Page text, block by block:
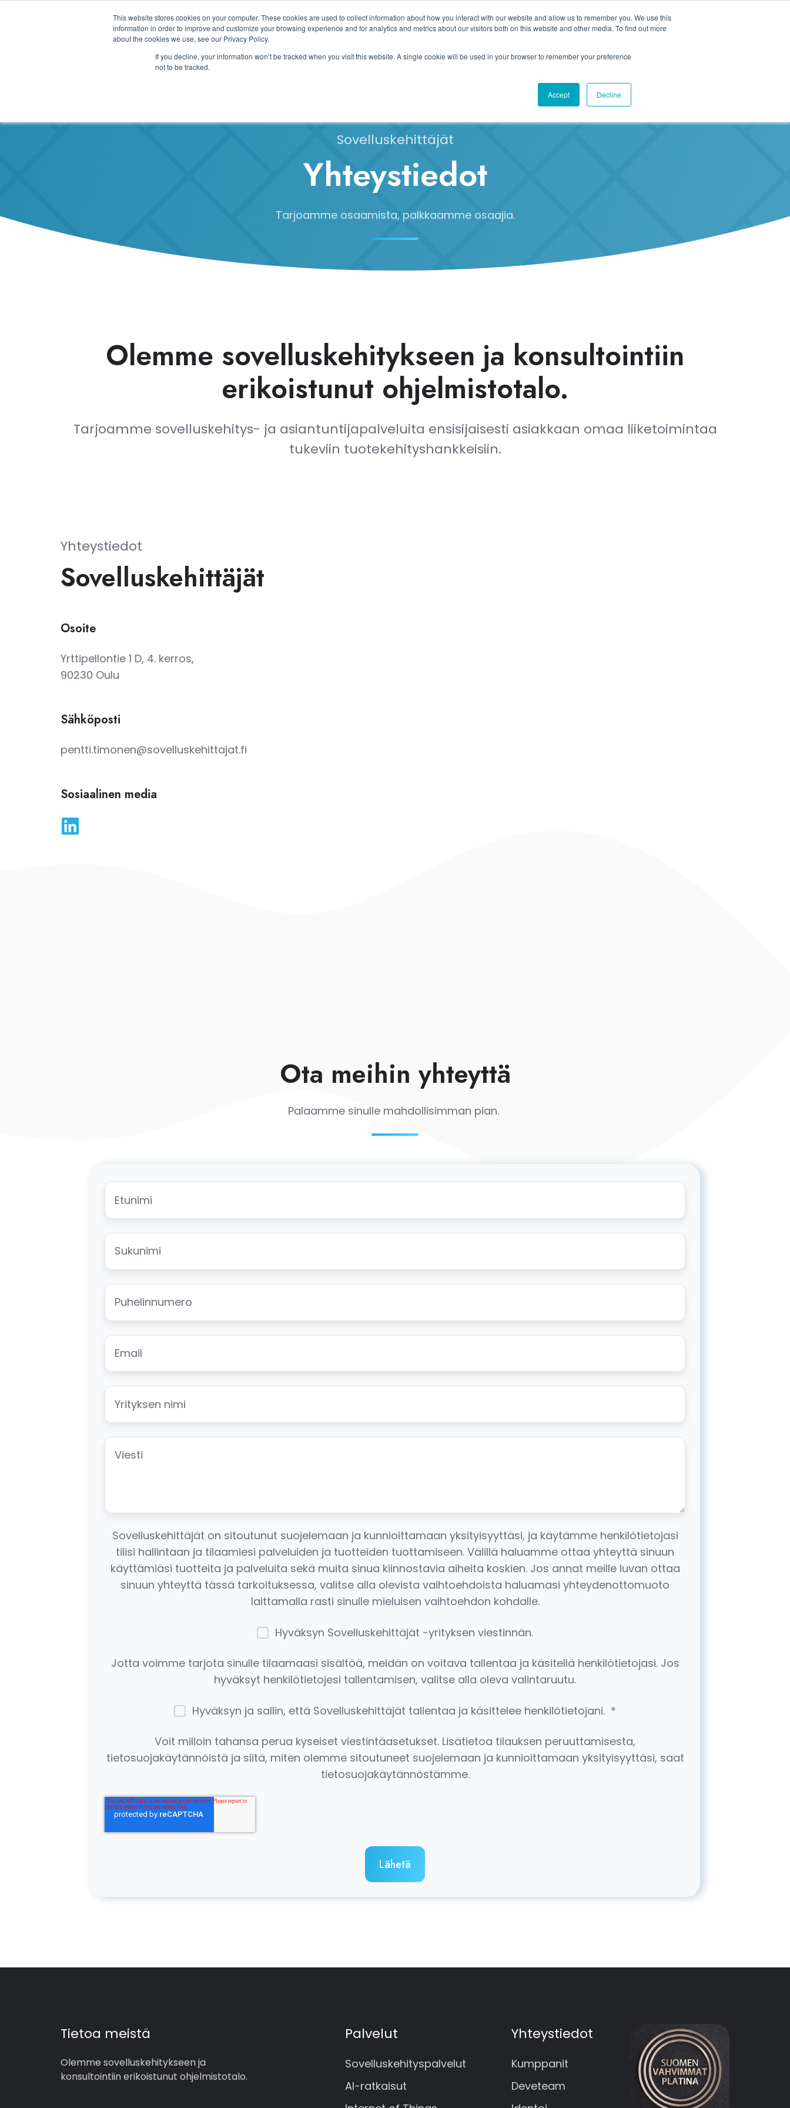
This website stores cookies on your computer. These cookies are used to collect information about how you interact with our website and allow us to remember you. We use this
information in order to improve and customize your browsing experience and for analytics and metrics about our visitors both on this website and other media. To find out more
about the cookies we use, see our Privacy Policy.
If you decline, your information won’t be tracked when you visit this website. A single cookie will be used in your browser to remember your preference
not to be tracked.
Accept Decline
Etusivu Palvelut Kumppanit
Sovelluskehittäjät
Yhteystiedot
Tarjoamme osaamista, palkkaamme osaajia.
Olemme sovelluskehitykseen ja konsultointiin
erikoistunut ohjelmistotalo.
Tarjoamme sovelluskehitys- ja asiantuntijapalveluita ensisijaisesti asiakkaan omaa liiketoimintaa
tukeviin tuotekehityshankkeisiin.
Yhteystiedot
Sovelluskehittäjät
Osoite
Yrttipellontie 1 D, 4. kerros,
90230 Oulu
Sähköposti
pentti.timonen@sovelluskehittajat.fi
Sosiaalinen media
Ota meihin yhteyttä
Palaamme sinulle mahdollisimman pian.
Sovelluskehittäjät on sitoutunut suojelemaan ja kunnioittamaan yksityisyyttäsi, ja käytämme henkilötietojasi
tilisi hallintaan ja tilaamiesi palveluiden ja tuotteiden tuottamiseen. Välillä haluamme ottaa yhteyttä sinuun
käyttämiäsi tuotteita ja palveluita sekä muita sinua kiinnostavia aiheita koskien. Jos annat meille luvan ottaa
sinuun yhteyttä tässä tarkoituksessa, valitse alla olevista vaihtoehdoista haluamasi yhteydenottomuoto
laittamalla rasti sinulle mieluisen vaihtoehdon kohdalle.
Hyväksyn Sovelluskehittäjät -yrityksen viestinnän.
Jotta voimme tarjota sinulle tilaamaasi sisältöä, meidän on voitava tallentaa ja käsitellä henkilötietojasi. Jos
hyväksyt henkilötietojesi tallentamisen, valitse alla oleva valintaruutu.
Hyväksyn ja sallin, että Sovelluskehittäjät tallentaa ja käsittelee henkilötietojani. *
Voit milloin tahansa perua kyseiset viestintäasetukset. Lisätietoa tilauksen peruuttamisesta,
tietosuojakäytännöistä ja siitä, miten olemme sitoutuneet suojelemaan ja kunnioittamaan yksityisyyttäsi, saat
tietosuojakäytännöstämme.
Tietoa meistä
Olemme sovelluskehitykseen ja
konsultointiin erikoistunut ohjelmistotalo.
Palvelut
Sovelluskehityspalvelut
AI-ratkaisut
Yhteystiedot
Kumppanit
Deveteam